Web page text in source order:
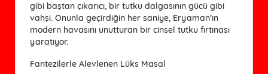
gibi baştan çıkarıcı, bir tutku dalgasının gücü gibi
vahşi. Onunla geçirdiğin her saniye, Eryaman’ın
modern havasını unutturan bir cinsel tutku fırtınası
yaratıyor.
Fantezilerle Alevlenen Lüks Masal